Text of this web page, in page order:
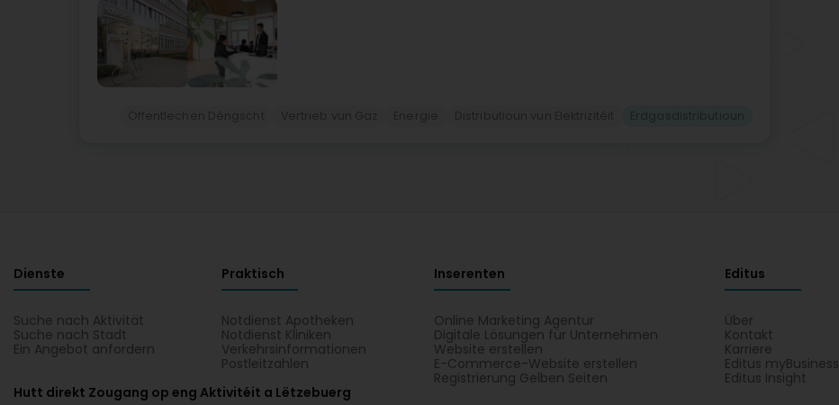
Dienste
Suche nach Aktivität
Suche nach Stadt
Ein Angebot anfordern
Praktisch
Notdienst Apotheken
Notdienst Kliniken
Verkehrsinformationen
Postleitzahlen
Inserenten
Online Marketing Agentur
Digitale Lösungen für Unternehmen
Website erstellen
E-Commerce-Website erstellen
Registrierung Gelben Seiten
Editus
Über
Kontakt
Karriere
Editus myBusiness
Editus Insight
Hutt direkt Zougang op eng Aktivitéit a Lëtzebuerg